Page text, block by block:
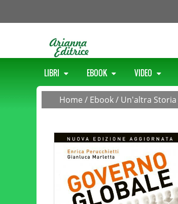
LIBRI EBOOK VIDEO
Home / Ebook/ Un'altra Storia